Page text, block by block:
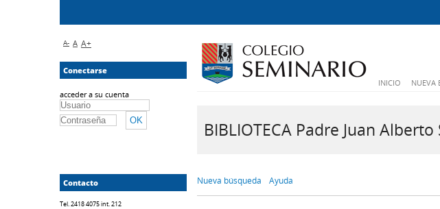
INICIO NUEVA
BIBLIOTECA Padre Juan
Nueva búsqueda Ayuda
A- A A+
Conectarse
acceder a su cuenta
Contacto
Tel. 2418 4075 int. 212